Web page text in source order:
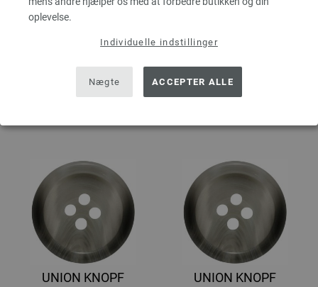
oplevelse.
Individuelle indstillinger
Nægte ACCEPTER ALLE
UNION KNOPF
8,53 dkr
UNION KNOPF
3,78 dkr
UNION KNOPF
UNION KNOPF